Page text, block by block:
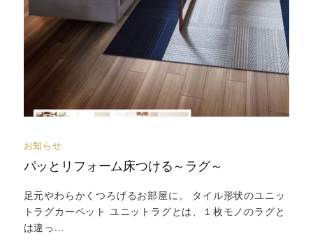
お知らせ
パッとリフォーム床つける～ラグ～
足元やわらかくつろげるお部屋に。 タイル形状のユニッ
トラグカーペット ユニットラグとは、１枚モノのラグと
は違っ...